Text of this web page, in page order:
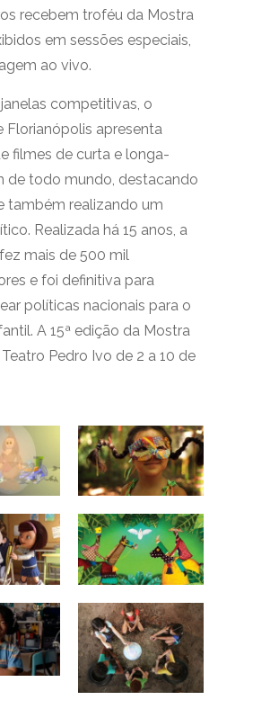
recebem troféu da Mostra
em sessões especiais,
ao vivo.
competitivas, o
Florianópolis apresenta
filmes de curta e longa-
de todo mundo, destacando
também realizando um
Realizada há 15 anos, a
mais de 500 mil
e foi definitiva para
políticas nacionais para o
A 15ª edição da Mostra
Pedro Ivo de 2 a 10 de